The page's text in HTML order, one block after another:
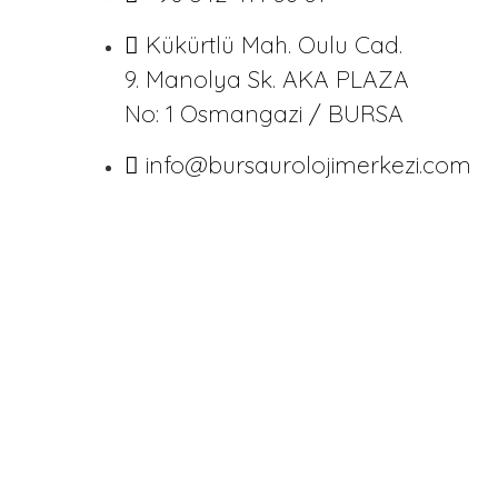
Kükürtlü Mah. Oulu Cad.
9. Manolya Sk. AKA PLAZA
No: 1 Osmangazi / BURSA
info@bursaurolojimerkezi.com